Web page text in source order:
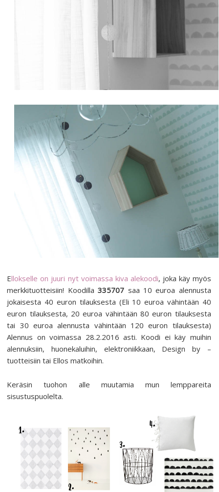
Ellokselle on juuri nyt voimassa kiva alekoodi, joka käy myös
merkkituotteisiin! Koodilla335707 saa 10 euroa alennusta
jokaisesta 40 euron tilauksesta (Eli 10 euroa vähintään 40
euron tilauksesta, 20 euroa vähintään 80 euron tilauksesta
tai 30 euroa alennusta vähintään 120 euron tilauksesta)
Alennus on voimassa 28.2.2016 asti. Koodi ei käy muihin
alennuksiin, huonekaluihin, elektroniikkaan, Design by –
tuotteisiin tai Ellos matkoihin.
Keräsin tuohon alle muutamia mun lemppareita
sisustuspuolelta.